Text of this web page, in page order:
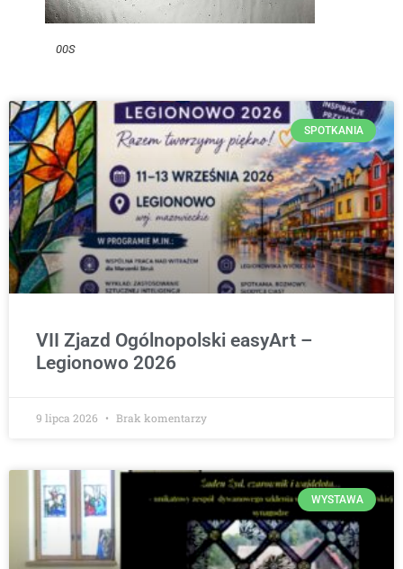
00S
SPOTKANIA
VII Zjazd Ogólnopolski easyArt –
Legionowo 2026
9 lipca 2026 Brak komentarzy
WYSTAWA